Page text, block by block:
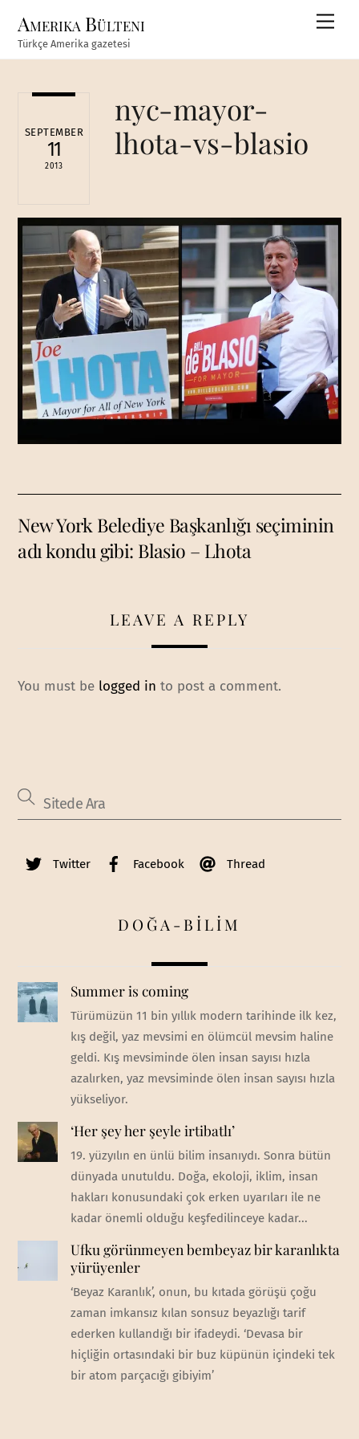
content
Amerika Bülteni
Türkçe Amerika gazetesi
SEPTEMBER
11
2013
nyc-mayor-
lhota-vs-blasio
New York Belediye Başkanlığı seçiminin
adı kondu gibi: Blasio – Lhota
LEAVE A REPLY
You must be logged in to post a comment.
Twitter Facebook Thread
DOĞA-BİLİM
Summer is coming
Türümüzün 11 bin yıllık modern tarihinde ilk kez,
kış değil, yaz mevsimi en ölümcül mevsim haline
geldi. Kış mevsiminde ölen insan sayısı hızla
azalırken, yaz mevsiminde ölen insan sayısı hızla
yükseliyor.
‘Her şey her şeyle irtibatlı’
19. yüzyılın en ünlü bilim insanıydı. Sonra bütün
dünyada unutuldu. Doğa, ekoloji, iklim, insan
hakları konusundaki çok erken uyarıları ile ne
kadar önemli olduğu keşfedilinceye kadar...
Ufku görünmeyen bembeyaz bir karanlıkta
yürüyenler
‘Beyaz Karanlık’, onun, bu kıtada görüşü çoğu
zaman imkansız kılan sonsuz beyazlığı tarif
ederken kullandığı bir ifadeydi. ‘Devasa bir
hiçliğin ortasındaki bir buz küpünün içindeki tek
bir atom parçacığı gibiyim’